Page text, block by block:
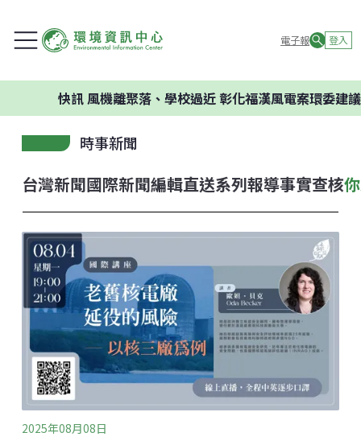
電子報 登入
風機離聚落、學校過近 彰化福漢風電案環委建議不應開
時事新聞
台灣新聞國際新聞編輯直送系列報導事實查核
2025年08月08日